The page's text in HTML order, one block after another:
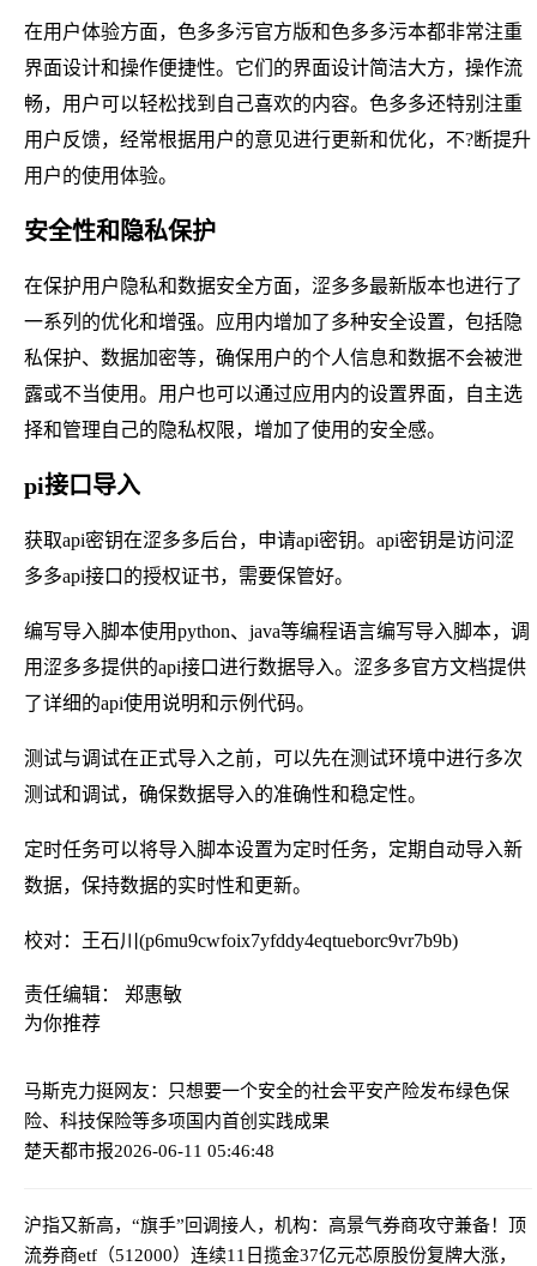
在用户体验方面，色多多污官方版和色多多污本都非常注重
界面设计和操作便捷性。它们的界面设计简洁大方，操作流
畅，用户可以轻松找到自己喜欢的内容。色多多还特别注重
用户反馈，经常根据用户的意见进行更新和优化，不?断提升
用户的使用体验。
安全性和隐私保护
在保护用户隐私和数据安全方面，涩多多最新版本也进行了
一系列的优化和增强。应用内增加了多种安全设置，包括隐
私保护、数据加密等，确保用户的个人信息和数据不会被泄
露或不当使用。用户也可以通过应用内的设置界面，自主选
择和管理自己的隐私权限，增加了使用的安全感。
pi接口导入
获取api密钥在涩多多后台，申请api密钥。api密钥是访问涩
多多api接口的授权证书，需要保管好。
编写导入脚本使用python、java等编程语言编写导入脚本，调
用涩多多提供的api接口进行数据导入。涩多多官方文档提供
了详细的api使用说明和示例代码。
测试与调试在正式导入之前，可以先在测试环境中进行多次
测试和调试，确保数据导入的准确性和稳定性。
定时任务可以将导入脚本设置为定时任务，定期自动导入新
数据，保持数据的实时性和更新。
校对：王石川(p6mu9cwfoix7yfddy4eqtueborc9vr7b9b)
责任编辑： 郑惠敏
为你推荐
马斯克力挺网友：只想要一个安全的社会平安产险发布绿色保
险、科技保险等多项国内首创实践成果
楚天都市报2026-06-11 05:46:48
沪指又新高，“旗手”回调接人，机构：高景气券商攻守兼备！顶
流券商etf（512000）连续11日揽金37亿元芯原股份复牌大涨，